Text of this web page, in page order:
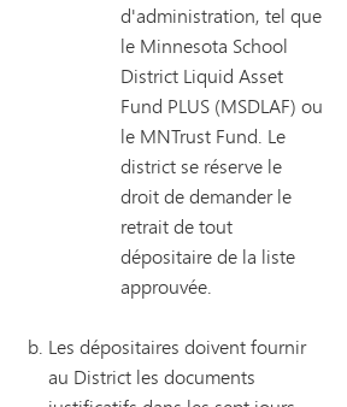
d'administration, tel que
le Minnesota School
District Liquid Asset
Fund PLUS (MSDLAF) ou
le MNTrust Fund. Le
district se réserve le
droit de demander le
retrait de tout
dépositaire de la liste
approuvée.
Les dépositaires doivent fournir
au District les documents